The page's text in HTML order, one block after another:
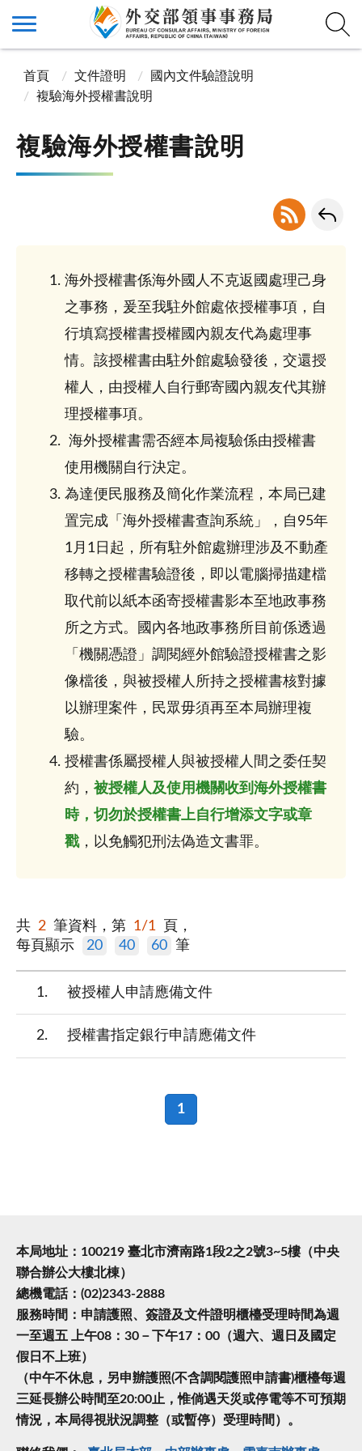
首頁 文件證明
國內文件驗證說明
複驗海外授權書說明
複驗海外授權書說明
海外授權書係海外國人不克返國處理己身
之事務，爰至我駐外館處依授權事項，自
行填寫授權書授權國內親友代為處理事
情。該授權書由駐外館處驗發後，交還授
權人，由授權人自行郵寄國內親友代其辦
理授權事項。
海外授權書需否經本局複驗係由授權書
使用機關自行決定。
為達便民服務及簡化作業流程，本局已建
置完成「海外授權書查詢系統」，自95年
1月1日起，所有駐外館處辦理涉及不動產
移轉之授權書驗證後，即以電腦掃描建檔
取代前以紙本函寄授權書影本至地政事務
所之方式。國內各地政事務所目前係透過
「機關憑證」調閱經外館驗證授權書之影
像檔後，與被授權人所持之授權書核對據
以辦理案件，民眾毋須再至本局辦理複
驗。
授權書係屬授權人與被授權人間之委任契
約， 被授權人及使用機關收到海外授權書
時，切勿於授權書上自行增添文字或章
戳，以免觸犯刑法偽造文書罪。
共 2 筆資料，第 1/1
頁，
每頁顯示
20 40 60 筆
1 被授權人申請應備文件
2 授權書指定銀行申請應備文件
1
本局地址：100219 臺北市濟南路1段2之2號3~5樓（中央
聯合辦公大樓北棟）
總機電話：(02)2343-2888
服務時間：申請護照、簽證及文件證明櫃檯受理時間為週
一至週五 上午08：30－下午17：00（週六、週日及國定
假日不上班）
（中午不休息，另申辦護照(不含調閱護照申請書)櫃檯每週
三延長辦公時間至20:00止，惟倘遇天災或停電等不可預期
情況，本局得視狀況調整（或暫停）受理時間）。